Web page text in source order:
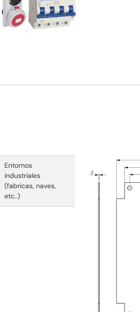
Entornos
industriales
(fabricas, naves,
etc..)